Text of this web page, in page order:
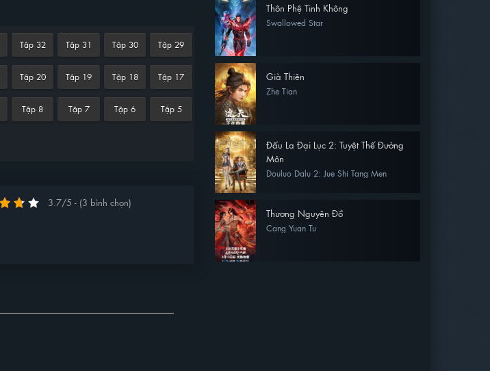
Tập 32 Tập 31 Tập 30 Tập 29
Tập 20 Tập 19 Tập 18 Tập 17
Tập 8 Tập 7 Tập 6 Tập 5
3.7/5 - (3 bình chọn)
Thôn Phệ Tinh Không
Swallowed Star
Già Thiên
Zhe Tian
Đấu La Đại Lục 2: Tuyệt Thế Đường
Môn
Douluo Dalu 2: Jue Shi Tang Men
Thương Nguyên Đồ
Cang Yuan Tu